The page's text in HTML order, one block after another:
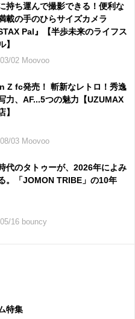
持ち運んで撮影できる！便利な
載の手のひらサイズカメラ
Pal』【半歩未来のライフス
】
2024/03/02 Moovoo
Z fc発売！ 斬新なレトロ！秀逸
力、AF...5つの魅力【UZUMAX
】
2021/08/03 Moovoo
代のタトゥーが、2026年によみ
。「JOMON TRIBE」の10年
2026/05/16 bouncy
特集